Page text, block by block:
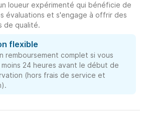
loueur expérimenté qui bénéficie de
évaluations et s'engage à offrir des
de qualité.
flexible
remboursement complet si vous
moins 24 heures avant le début de
(hors frais de service et